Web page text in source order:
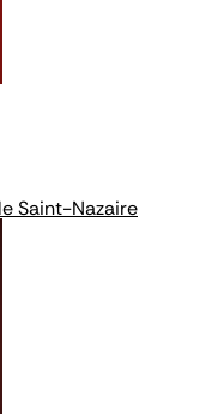
Saint-Nazaire